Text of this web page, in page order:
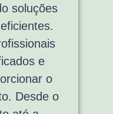
soluções
e
o
Desde o